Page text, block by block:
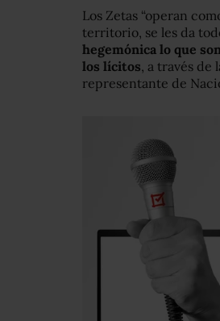
Los Zetas “operan
territorio, se les da
hegemónica lo que
los lícitos, a través de
representante de